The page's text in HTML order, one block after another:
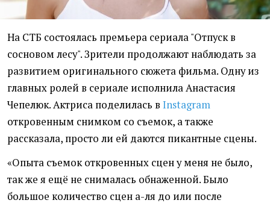
На СТБ состоялась премьера сериала "Отпуск в
сосновом лесу". Зрители продолжают наблюдать за
развитием оригинального сюжета фильма. Одну из
главных ролей в сериале исполнила Анастасия
Чепелюк. Актриса поделилась в Instagram
откровенным снимком со съемок, а также
рассказала, просто ли ей даются пикантные сцены.
«Опыта съемок откровенных сцен у меня не было,
так же я ещё не снималась обнаженной. Было
большое количество сцен а-ля до или после